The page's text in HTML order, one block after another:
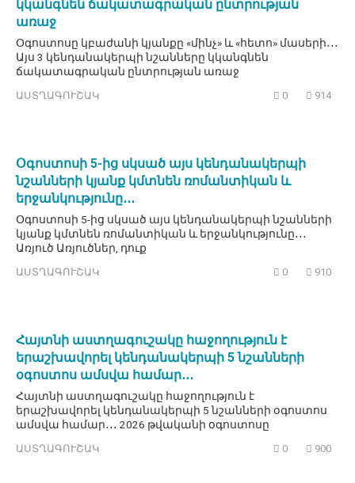
կկանգնեն ճակատագրական ընտրության
առաջ
Օգոստոսը կբաժանի կյանքը «մինչ» և «հետո» մասերի․․․
Այս 3 կենդանակերպի նշանները կկանգնեն
ճակատագրական ընտրության առաջ
ԱՍՏՂԱԳՈՒՇԱԿ 0 914
Օգոստոսի 5-ից սկսած այս կենդանակերպի
նշանների կյանք կմտնեն ռոմանտիկան և
երջանկությունը․․․
Օգոստոսի 5-ից սկսած այս կենդանակերպի նշանների
կյանք կմտնեն ռոմանտիկան և երջանկությունը․․․
Առյուծ Առյուծներ, դուք
ԱՍՏՂԱԳՈՒՇԱԿ 0 910
Հայտնի աստղագուշակը հաջողություն է
երաշխավորել կենդանակերպի 5 նշանների
օգոստոս ամսվա համար․․․
Հայտնի աստղագուշակը հաջողություն է
երաշխավորել կենդանակերպի 5 նշանների օգոստոս
ամսվա համար․․․ 2026 թվականի օգոստոսը
ԱՍՏՂԱԳՈՒՇԱԿ 0 900